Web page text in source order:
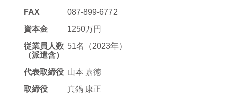
FAX
087-899-6772
資本金
1250万円
従業員人数
（派遣含）
51名（2023年）
代表取締役 山本 嘉徳
取締役
真鍋 康正